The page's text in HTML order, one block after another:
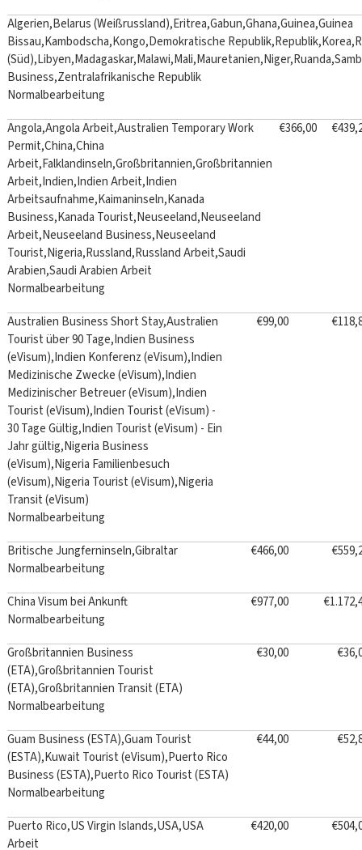
Algerien,Belarus (Weißrussland),Eritrea,Gabun,Ghana,Guinea,Guinea
Bissau,Kambodscha,Kongo,Demokratische
Business,Zentralafrikanische Republik
Normalbearbeitung
Angola,Angola Arbeit,Australien Temporary Work
Permit,China,China
Arbeit,Falklandinseln,Großbritannien,Großbritannien
Arbeit,Indien,Indien Arbeit,Indien
Arbeitsaufnahme,Kaimaninseln,Kanada
Business,Kanada Tourist,Neuseeland,Neuseeland
Arbeit,Neuseeland Business,Neuseeland
Tourist,Nigeria,Russland,Russland Arbeit,Saudi
Arabien,Saudi Arabien Arbeit
Normalbearbeitung
€366,00
Australien Business Short Stay,Australien
Tourist über 90 Tage,Indien Business
(eVisum),Indien Konferenz (eVisum),Indien
Medizinische Zwecke (eVisum),Indien
Medizinischer Betreuer (eVisum),Indien
Tourist (eVisum),Indien Tourist (eVisum) -
30 Tage Gültig,Indien Tourist (eVisum) - Ein
Jahr gültig,Nigeria Business
(eVisum),Nigeria Familienbesuch
(eVisum),Nigeria Tourist (eVisum),Nigeria
Transit (eVisum)
Normalbearbeitung
€99,00
Britische Jungferninseln,Gibraltar
Normalbearbeitung
€466,00
China Visum bei Ankunft
Normalbearbeitung
€977,00
Großbritannien Business
(ETA),Großbritannien Tourist
(ETA),Großbritannien Transit (ETA)
Normalbearbeitung
€30,00
Guam Business (ESTA),Guam Tourist
(ESTA),Kuwait Tourist (eVisum),Puerto Rico
Business (ESTA),Puerto Rico Tourist (ESTA)
Normalbearbeitung
€44,00
Puerto Rico,US Virgin Islands,USA,USA
Arbeit
€420,00